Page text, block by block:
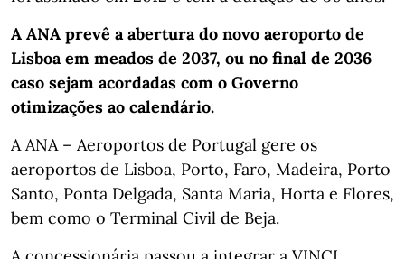
A ANA prevê a abertura do novo aeroporto de
Lisboa em meados de 2037, ou no final de 2036
caso sejam acordadas com o Governo
otimizações ao calendário.
A ANA – Aeroportos de Portugal gere os
aeroportos de Lisboa, Porto, Faro, Madeira, Porto
Santo, Ponta Delgada, Santa Maria, Horta e Flores,
bem como o Terminal Civil de Beja.